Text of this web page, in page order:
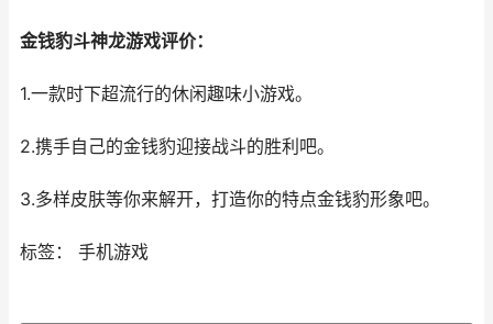
金钱豹斗神龙游戏评价：
1.一款时下超流行的休闲趣味小游戏。
2.携手自己的金钱豹迎接战斗的胜利吧。
3.多样皮肤等你来解开，打造你的特点金钱豹形象吧。
标签： 手机游戏